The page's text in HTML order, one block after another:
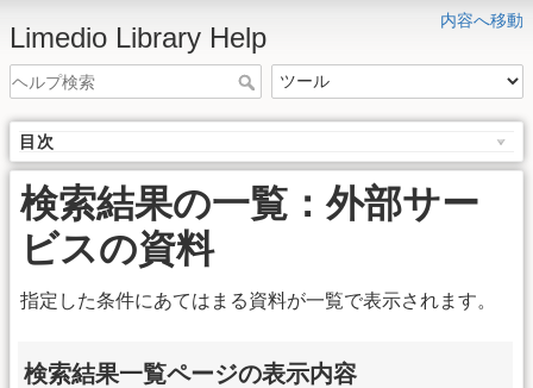
内容へ移動
Limedio Library Help
目次
検索結果の一覧：外部サー
ビスの資料
指定した条件にあてはまる資料が一覧で表示されます。
検索結果一覧ページの表示内容